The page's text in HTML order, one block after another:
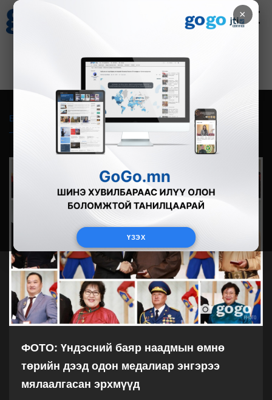
×
ҮЗЭХ
Зурхай
8.09
Бүгд Фото Видео Зурган өгүүлэмж
ФОТО: Үндэсний баяр наадмын өмнө
төрийн дээд одон медалиар энгэрээ
мялаалгасан эрхмүүд